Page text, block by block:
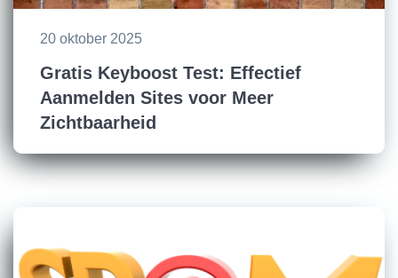
20 oktober 2025
Gratis Keyboost Test: Effectief
Aanmelden Sites voor Meer
Zichtbaarheid